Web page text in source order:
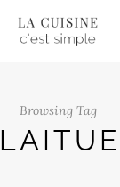
Browsing Tag
LAITUE